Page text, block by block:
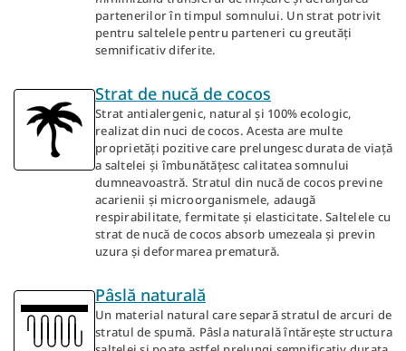
partenerilor în timpul somnului. Un strat potrivit
pentru saltelele pentru parteneri cu greutăți
semnificativ diferite.
Strat de nucă de cocos
Strat antialergenic, natural și 100% ecologic,
realizat din nuci de cocos. Acesta are multe
proprietăți pozitive care prelungesc durata de viață
a saltelei și îmbunătățesc calitatea somnului
dumneavoastră. Stratul din nucă de cocos previne
acarienii și microorganismele, adaugă
respirabilitate, fermitate și elasticitate. Saltelele cu
strat de nucă de cocos absorb umezeala și previn
uzura și deformarea prematură.
Pâslă naturală
Un material natural care separă stratul de arcuri de
stratul de spumă. Pâsla naturală întărește structura